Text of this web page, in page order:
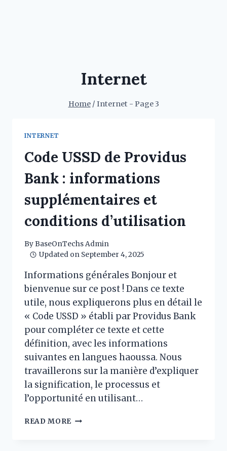
Internet
Home / Internet- Page 3
INTERNET
Code USSD de Providus
Bank : informations
supplémentaires et
conditions d’utilisation
ByBaseOnTechs Admin
Updated on September 4, 2025
Informations générales Bonjour et
bienvenue sur ce post ! Dans ce texte
utile, nous expliquerons plus en détail le
« Code USSD » établi par Providus Bank
pour compléter ce texte et cette
définition, avec les informations
suivantes en langues haoussa. Nous
travaillerons sur la manière d’expliquer
la signification, le processus et
l’opportunité en utilisant…
READ MORE CODE